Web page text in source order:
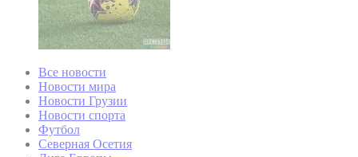
Все новости
Новости мира
Новости Грузии
Новости спорта
Футбол
Северная Осетия